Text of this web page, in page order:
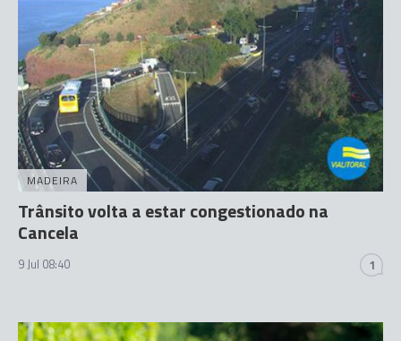
MADEIRA
Trânsito volta a estar congestionado na
Cancela
9 Jul 08:40 1